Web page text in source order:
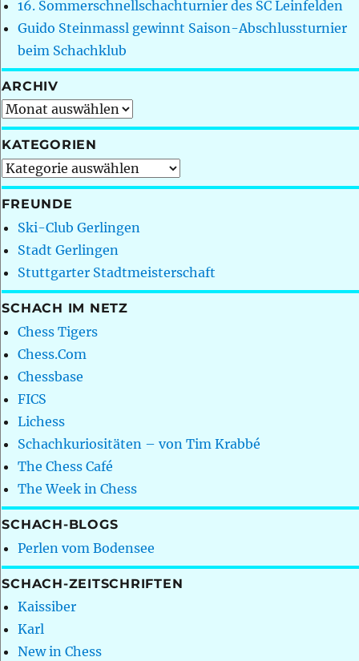
16. Sommerschnellschachturnier des SC Leinfelden
Guido Steinmassl gewinnt Saison-Abschlussturnier
beim Schachklub
ARCHIV
Archiv
KATEGORIEN
Kategorien
FREUNDE
Ski-Club Gerlingen
Stadt Gerlingen
Stuttgarter Stadtmeisterschaft
SCHACH IM NETZ
Chess Tigers
Chess.Com
Chessbase
FICS
Lichess
Schachkuriositäten – von Tim Krabbé
The Chess Café
The Week in Chess
SCHACH-BLOGS
Perlen vom Bodensee
SCHACH-ZEITSCHRIFTEN
Kaissiber
Karl
New in Chess